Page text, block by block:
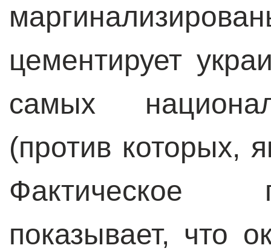
цементирует
самых
(против которых,
Фактическое
показывает, что